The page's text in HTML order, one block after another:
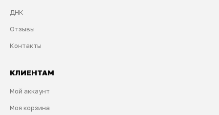
ДНК
Отзывы
Контакты
КЛИЕНТАМ
Мой аккаунт
Моя корзина